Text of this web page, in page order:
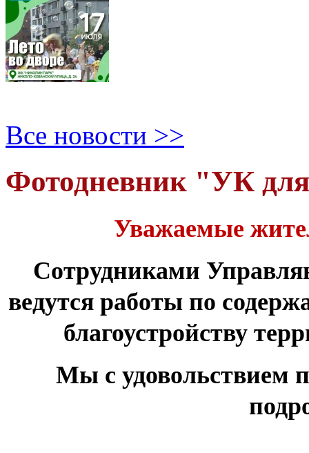
Все новости >>
Фотодневник "УК
Уважаемые
Сотрудниками
ведутся работы по
благоустройству
Мы с удовольствием